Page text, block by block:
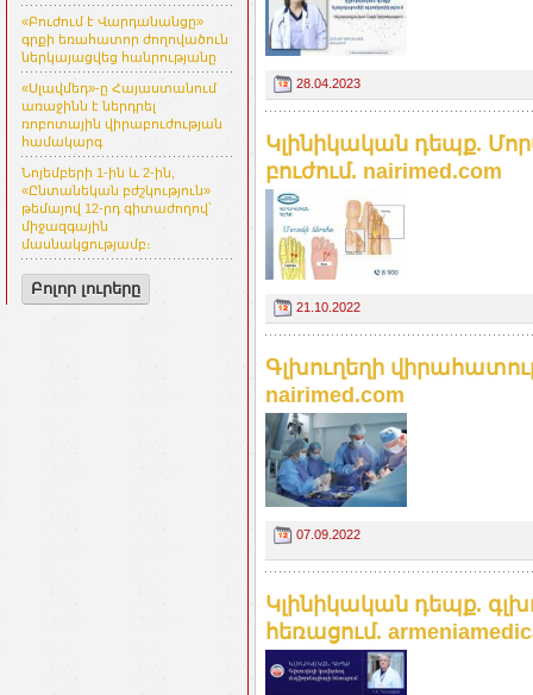
«Բուժում է Վարդանանցը»
գրքի եռահատոր ժողովածուն
ներկայացվեց հանրությանը
«Սլավմեդ»-ը Հայաստանում
առաջինն է ներդրել
ռոբոտային վիրաբուժության
համակարգ
Նոյեմբերի 1-ին և 2-ին,
«Ընտանեկան բժշկություն»
թեմայով 12-րդ գիտաժողով՝
միջազգային
մասնակցությամբ։
Բոլոր լուրերը
28.04.2023
Կլինիկական դեպք.
բուժում. nairimed.com
21.10.2022
Գլխուղեղի
nairimed.com
07.09.2022
Կլինիկական դեպք.
հեռացում.